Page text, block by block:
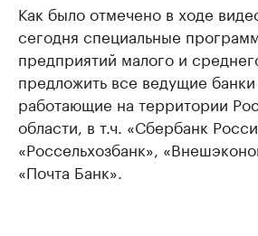
Как было отмечено в ходе
сегодня специальные
предприятий малого и
предложить все ведущие банки
работающие на территории
области, в т.ч. «Сбербанк
«Россельхозбанк»,
«Почта Банк».